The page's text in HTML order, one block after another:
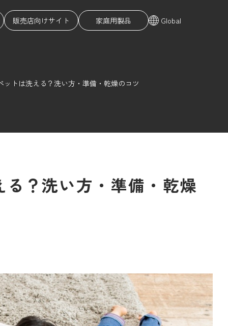
販売店向けサイト 家庭用製品 Global
ットは洗える？洗い方・準備・乾燥のコツ
？洗い方・準備・乾燥